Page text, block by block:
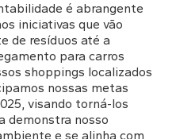
é abrangente
iniciativas que vão
de resíduos até a
para carros
shoppings localizados
nossas metas
visando torná-los
demonstra nosso
e se alinha com